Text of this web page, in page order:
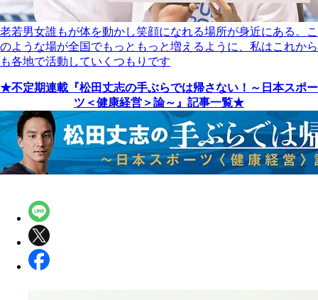
老若男女誰もが体を動かし笑顔になれる場所が身近にある。こ
のような場が全国でもっともっと増えるように、私はこれから
も各地で活動していくつもりです
★不定期連載『松田丈志の手ぶらでは帰さない！～日本スポー
ツ＜健康経営＞論～』記事一覧★